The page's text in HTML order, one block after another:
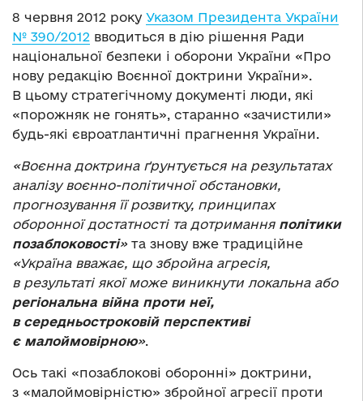
8 червня 2012 року Указом Президента України
№ 390/2012 вводиться в дію рішення Ради
національної безпеки і оборони України «Про
нову редакцію Воєнної доктрини України».
В цьому стратегічному документі люди, які
«порожняк не гонять», старанно «зачистили»
будь-які євроатлантичні прагнення України.
«Воєнна доктрина ґрунтується на результатах
аналізу воєнно-політичної обстановки,
прогнозування її розвитку, принципах
оборонної достатності та дотримання політики
позаблоковості»та знову вже традиційне
«Україна вважає, що збройна агресія,
в результаті якої може виникнути локальна або
регіональна війна проти неї,
в середньостроковій перспективі
є малоймовірною».
Ось такі «позаблокові оборонні» доктрини,
з «малоймовірністю» збройної агресії проти